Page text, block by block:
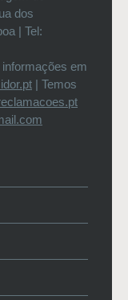
dos
| Tel:
em
| Temos